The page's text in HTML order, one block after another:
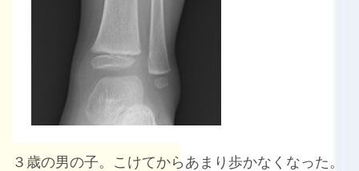
３歳の男の子。こけてからあまり歩かなくなった。